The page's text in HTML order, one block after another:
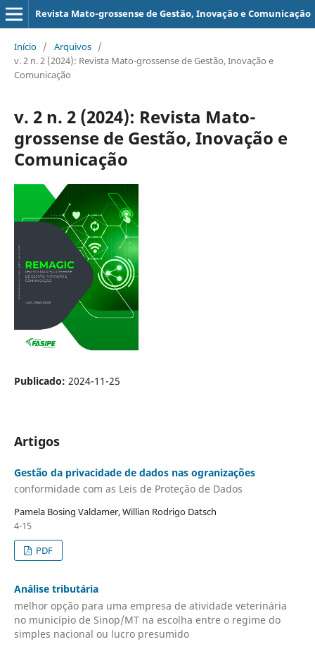
Revista Mato-grossense de Gestão, Inovação e Comunicação
Início / Arquivos /
v. 2 n. 2 (2024): Revista Mato-grossense de Gestão, Inovação e
Comunicação
v. 2 n. 2 (2024): Revista Mato-
grossense de Gestão, Inovação e
Comunicação
Publicado: 2024-11-25
Artigos
Gestão da privacidade de dados nas ogranizações
conformidade com as Leis de Proteção de Dados
Pamela Bosing Valdamer, Willian Rodrigo Datsch
4-15
PDF
An´álise tributária
melhor opção para uma empresa de atividade veterinária
no município de Sinop/MT na escolha entre o regime do
simples nacional ou lucro presumido